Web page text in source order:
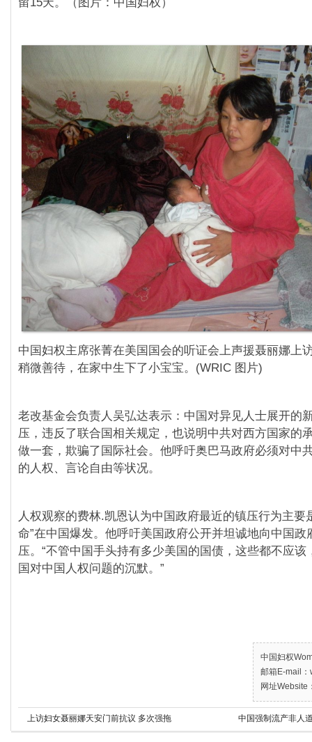
中国妇权主席张菁在美国国会的听证会上声援聂丽娜上
稍微善待，在家中生下了小宝宝。(WRIC 图片)
老改基金会负责人吴弘达表示：中国对异见人士展开的
压，违反了联合国相关规定，也说明中共对西方国家的
做一套，欺骗了国际社会。他呼吁奥巴马政府必须对中
的人权、言论自由等状况。
人权观察的费林.凯恩认为中国政府最近的镇压行为主要
命”在中国爆发。他呼吁美国政府公开并坦诚地向中国政
压。“不管中国手头持有多少美国的国债，这些都不应该
国对中国人权问题的沉默。”
中国妇权
邮箱E-mail
网址Website
上访妇女聂丽娜天安门前抗议 多次强拖 中国强制流产非人